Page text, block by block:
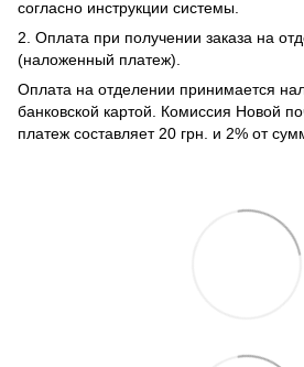
согласно инструкции системы.
2. Оплата при получении заказа на
(наложенный платеж).
Оплата на отделении принимается
банковской картой. Комиссия Новой
платеж составляет 20 грн. и 2% от